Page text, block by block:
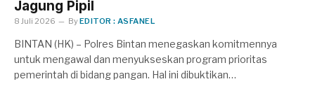
Jagung Pipil
8 Juli 2026 ByEDITOR : ASFANEL
BINTAN (HK) – Polres Bintan menegaskan komitmennya
untuk mengawal dan menyukseskan program prioritas
pemerintah di bidang pangan. Hal ini dibuktikan…